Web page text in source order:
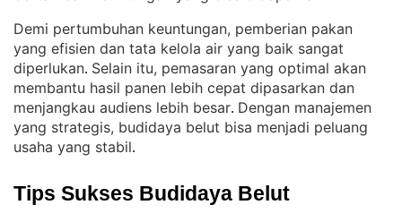
Demi pertumbuhan keuntungan, pemberian pakan
yang efisien dan tata kelola air yang baik sangat
diperlukan. Selain itu, pemasaran yang optimal akan
membantu hasil panen lebih cepat dipasarkan dan
menjangkau audiens lebih besar. Dengan manajemen
yang strategis, budidaya belut bisa menjadi peluang
usaha yang stabil.
Tips Sukses Budidaya Belut